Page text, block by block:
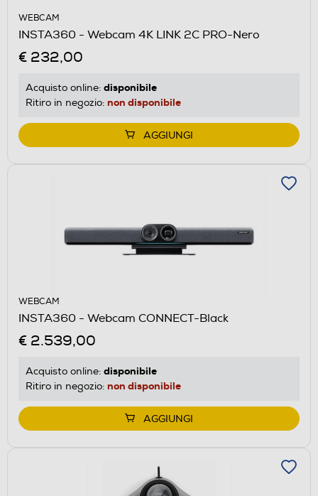
WEBCAM
INSTA360 - Webcam 4K LINK 2C PRO-Nero
€ 232,00
Acquisto online: disponibile
Ritiro in negozio: non disponibile
AGGIUNGI
WEBCAM
INSTA360 - Webcam CONNECT-Black
€ 2.539,00
Acquisto online: disponibile
Ritiro in negozio: non disponibile
AGGIUNGI